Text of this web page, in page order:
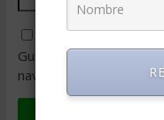
Guarda mi nombre,
navegador para la